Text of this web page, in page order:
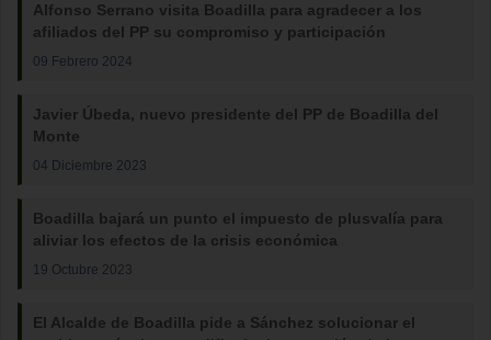
Alfonso Serrano visita Boadilla para agradecer a los
afiliados del PP su compromiso y participación
09 Febrero 2024
Javier Úbeda, nuevo presidente del PP de Boadilla del
Monte
04 Diciembre 2023
Boadilla bajará un punto el impuesto de plusvalía para
aliviar los efectos de la crisis económica
19 Octubre 2023
El Alcalde de Boadilla pide a Sánchez solucionar el